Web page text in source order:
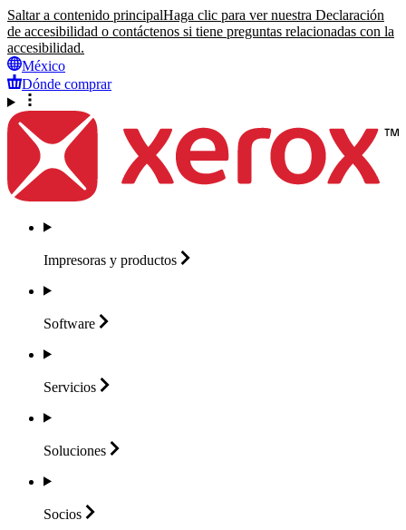
Saltar a contenido principalHaga clic para ver nuestra Declaración
de accesibilidad o contáctenos si tiene preguntas relacionadas con la
accesibilidad.
México
Dónde comprar
Impresoras y productos
Software
Servicios
Soluciones
Socios